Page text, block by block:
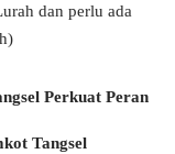
dan perlu ada
Perkuat Peran
Tangsel